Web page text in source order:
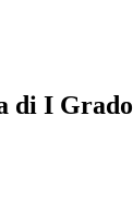
di I Grado